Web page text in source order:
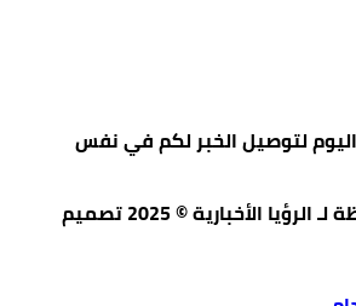
لتوصيل الخبر لكم في نفس
جميع الحقوق محفوظة لـ الرؤيا الأخبارية © 2025 تصميم